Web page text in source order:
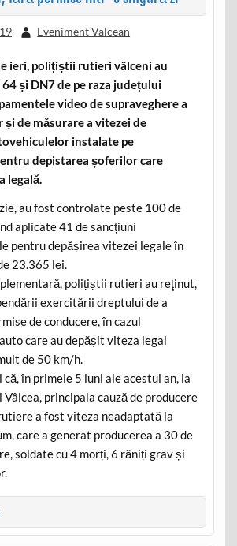
Eveniment Valcean
ieri, polițiștii rutieri vâlceni au
și DN7 de pe raza județului
video de supraveghere a
de măsurare a vitezei de
instalate pe
depistarea șoferilor care
legală.
au fost controlate peste 100 de
aplicate 41 de sancțiuni
pentru depășirea vitezei legale în
23.365 lei.
polițiștii rutieri au reţinut,
exercitării dreptului de a
de conducere, în cazul
care au depășit viteza legal
de 50 km/h.
în primele 5 luni ale acestui an, la
principala cauză de producere
a fost viteza neadaptată la
care a generat producerea a 30 de
soldate cu 4 morți, 6 răniți grav și